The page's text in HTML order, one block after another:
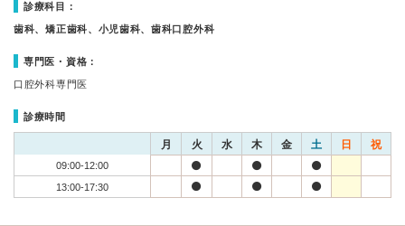
診療科目：
歯科、矯正歯科、小児歯科、歯科口腔外科
専門医・資格：
口腔外科専門医
診療時間
月 火 水 木 金 土 日 祝
09:00-12:00
13:00-17:30